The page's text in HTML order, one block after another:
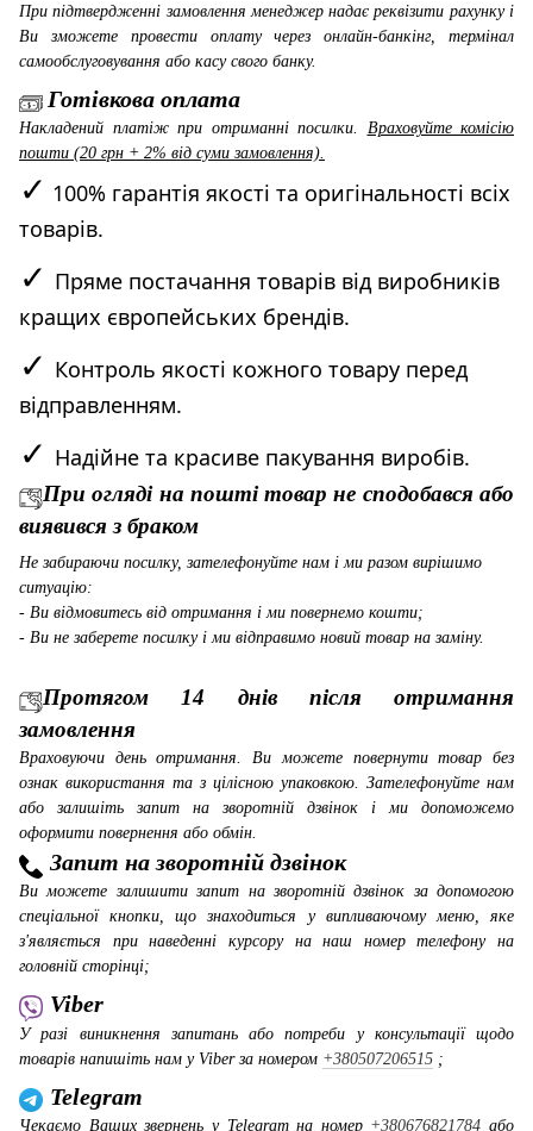
При підтвердженні замовлення менеджер надає реквізити рахунку і
Ви зможете провести оплату через онлайн-банкінг, термінал
самообслуговування або касу свого банку.
Готівкова оплата
Накладений платіж при отриманні посилки. Враховуйте комісію
пошти (20 грн + 2% від суми замовлення).
✓ 100% гарантія якості та оригінальності всіх
товарів.
✓ Пряме постачання товарів від виробників
кращих європейських брендів.
✓ Контроль якості кожного товару перед
відправленням.
✓ Надійне та красиве пакування виробів.
При огляді на пошті товар не сподобався або
виявився з браком
Не забираючи посилку, зателефонуйте нам і ми разом вирішимо
ситуацію:
- Ви відмовитесь від отримання і ми повернемо кошти;
- Ви не заберете посилку і ми відправимо новий товар на заміну.
Протягом 14 днів після отримання
замовлення
Враховуючи день отримання. Ви можете повернути товар без
ознак використання та з цілісною упаковкою. Зателефонуйте нам
або залишіть запит на зворотній дзвінок і ми допоможемо
оформити повернення або обмін.
Запит на зворотній дзвінок
Ви можете залишити запит на зворотній дзвінок за допомогою
спеціальної кнопки, що знаходиться у випливаючому меню, яке
з'являється при наведенні курсору на наш номер телефону на
головній сторінці;
Viber
У разі виникнення запитань або потреби у консультації щодо
товарів напишіть нам у Viber за номером +380507206515 ;
Telegram
Чекаємо Ваших звернень у Telegram на номер +380676821784 або